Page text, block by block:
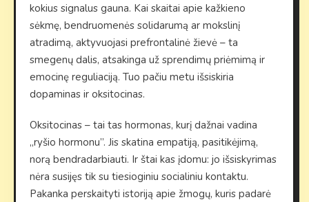
kokius signalus gauna. Kai skaitai apie kažkieno
sėkmę, bendruomenės solidarumą ar mokslinį
atradimą, aktyvuojasi prefrontalinė žievė – ta
smegenų dalis, atsakinga už sprendimų priėmimą ir
emocinę reguliaciją. Tuo pačiu metu išsiskiria
dopaminas ir oksitocinas.
Oksitocinas – tai tas hormonas, kurį dažnai vadina
„ryšio hormonu”. Jis skatina empatiją, pasitikėjimą,
norą bendradarbiauti. Ir štai kas įdomu: jo išsiskyrimas
nėra susijęs tik su tiesioginiu socialiniu kontaktu.
Pakanka perskaityti istoriją apie žmogų, kuris padarė